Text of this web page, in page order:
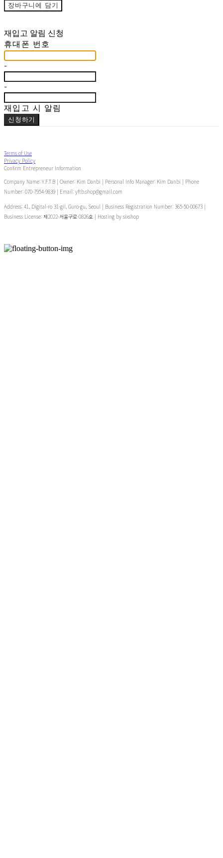
장바구니에 담기
재입고 알림 신청
휴대폰 번호
-
-
재입고 시 알림
신청하기
Terms of Use
Privacy Policy
Confirm Entrepreneur Information
Company Name: Y.F.T.B | Owner: Kim Danbi | Personal Info Manager: Kim Danbi | Phone
Number: 070-7954-9839 | Email: yftb.shop@gmail.com
Address: 41, Digital-ro 31-gil, Guro-gu, Seoul | Business Registration Number: 365-50-00673 |
Business License: 제2022-서울구로-0826호 | Hosting by sixshop